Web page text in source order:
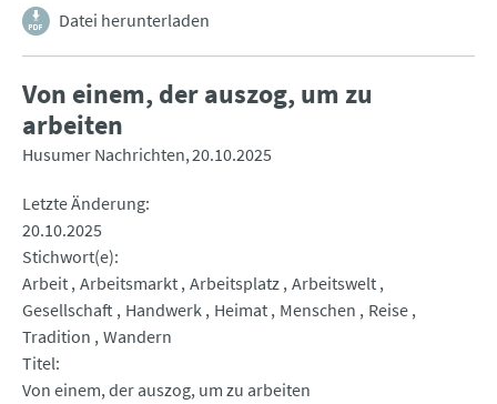
Datei herunterladen
Von einem, der auszog, um zu
arbeiten
Husumer Nachrichten 20.10.2025
Letzte Änderung
20.10.2025
Stichwort(e)
Arbeit Arbeitsmarkt Arbeitsplatz Arbeitswelt
Gesellschaft Handwerk Heimat Menschen
Reise
Tradition Wandern
Titel
Von einem, der auszog, um zu arbeiten